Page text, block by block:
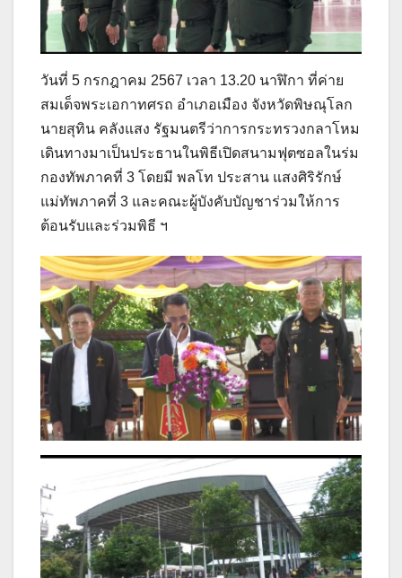
วันที่ 5 กรกฎาคม 2567 เวลา 13.20 นาฬิกา ที่ค่าย
สมเด็จพระเอกาทศรถ อำเภอเมือง จังหวัดพิษณุโลก
นายสุทิน คลังแสง รัฐมนตรีว่าการกระทรวงกลาโหม
เดินทางมาเป็นประธานในพิธีเปิดสนามฟุตซอลในร่ม
กองทัพภาคที่ 3 โดยมี พลโท ประสาน แสงศิริรักษ์
แม่ทัพภาคที่ 3 และคณะผู้บังคับบัญชาร่วมให้การ
ต้อนรับและร่วมพิธี ฯ